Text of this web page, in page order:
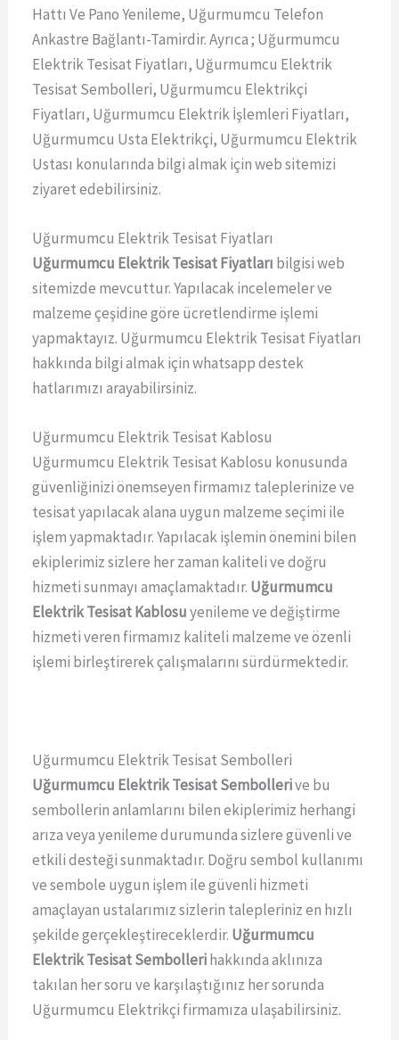
Hattı Ve Pano Yenileme, Uğurmumcu Telefon
Ankastre Bağlantı-Tamirdir. Ayrıca ; Uğurmumcu
Elektrik Tesisat Fiyatları, Uğurmumcu Elektrik
Tesisat Sembolleri, Uğurmumcu Elektrikçi
Fiyatları, Uğurmumcu Elektrik İşlemleri Fiyatları,
Uğurmumcu Usta Elektrikçi, Uğurmumcu Elektrik
Ustası konularında bilgi almak için web sitemizi
ziyaret edebilirsiniz.
Uğurmumcu Elektrik Tesisat Fiyatları
Uğurmumcu Elektrik Tesisat Fiyatları bilgisi web
sitemizde mevcuttur. Yapılacak incelemeler ve
malzeme çeşidine göre ücretlendirme işlemi
yapmaktayız. Uğurmumcu Elektrik Tesisat Fiyatları
hakkında bilgi almak için whatsapp destek
hatlarımızı arayabilirsiniz.
Uğurmumcu Elektrik Tesisat Kablosu
Uğurmumcu Elektrik Tesisat Kablosu konusunda
güvenliğinizi önemseyen firmamız taleplerinize ve
tesisat yapılacak alana uygun malzeme seçimi ile
işlem yapmaktadır. Yapılacak işlemin önemini bilen
ekiplerimiz sizlere her zaman kaliteli ve doğru
hizmeti sunmayı amaçlamaktadır. Uğurmumcu
Elektrik Tesisat Kablosuyenileme ve değiştirme
hizmeti veren firmamız kaliteli malzeme ve özenli
işlemi birleştirerek çalışmalarını sürdürmektedir.
Uğurmumcu Elektrik Tesisat Sembolleri
Uğurmumcu Elektrik Tesisat Sembollerive bu
sembollerin anlamlarını bilen ekiplerimiz herhangi
arıza veya yenileme durumunda sizlere güvenli ve
etkili desteği sunmaktadır. Doğru sembol kullanımı
ve sembole uygun işlem ile güvenli hizmeti
amaçlayan ustalarımız sizlerin talepleriniz en hızlı
şekilde gerçekleştireceklerdir. Uğurmumcu
Elektrik Tesisat Sembollerihakkında aklınıza
takılan her soru ve karşılaştığınız her sorunda
Uğurmumcu Elektrikçi firmamıza ulaşabilirsiniz.